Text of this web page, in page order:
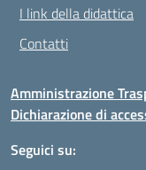
I link della didattica
Contatti
Amministrazione
Dichiarazione di
Seguici su: